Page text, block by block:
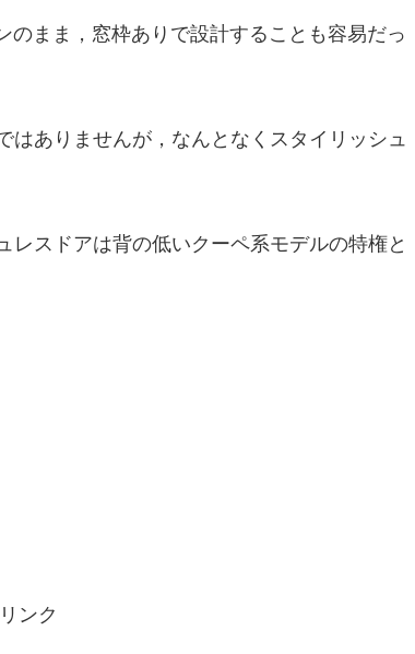
まま，窓枠ありで設計することも容易だっ
ありませんが，なんとなくスタイリッシュ
スドアは背の低いクーペ系モデルの特権と
ンク